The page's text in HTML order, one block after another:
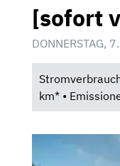
[sofort
DONNERSTAG,
km* •